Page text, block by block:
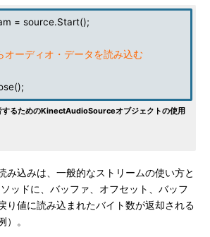
= source.Start();
ーディオ・データを読み込む
るためのKinectAudioSourceオブジェクトの使用
込みは、一般的なストリームの使い方と
ッドに、バッファ、オフセット、バッフ
り値に読み込まれたバイト数が返却される
）。